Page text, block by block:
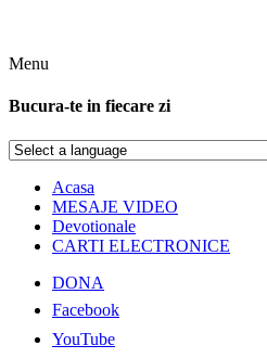
Menu
Bucura-te in fiecare zi
Acasa
MESAJE VIDEO
Devotionale
CARTI ELECTRONICE
DONA
Facebook
YouTube